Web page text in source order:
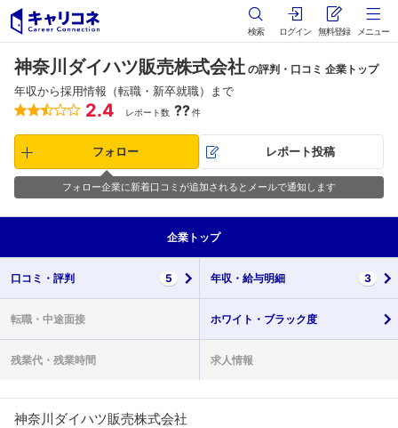
検索 ログイン 無料登録 メニュー
神奈川ダイハツ販売株式会社 の評判・口コミ 企業トップ
年収から採用情報（転職・新卒就職）まで
2.4 レポート数 ??件
フォロー レポート投稿
フォロー企業に新着口コミが追加されるとメールで通知します
企業 トップ
口コミ・ 評判 5 年収・ 給与明細 3
転職・ 中途面接 ホワイト・ ブラック度
残業代・ 残業時間 求人情報
神奈川ダイハツ販売株式会社